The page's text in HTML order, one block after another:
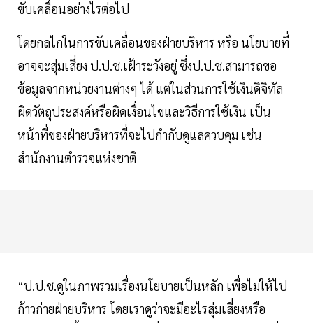
ขับเคลื่อนอย่างไรต่อไป
โดยกลไกในการขับเคลื่อนของฝ่ายบริหาร หรือ นโยบายที่
อาจจะสุ่มเสี่ยง ป.ป.ช.เฝ้าระวังอยู่ ซึ่งป.ป.ช.สามารถขอ
ข้อมูลจากหน่วยงานต่างๆ ได้ แต่ในส่วนการใช้เงินดิจิทัล
ผิดวัตถุประสงค์หรือผิดเงื่อนไขและวิธีการใช้เงิน เป็น
หน้าที่ของฝ่ายบริหารที่จะไปกำกับดูแลควบคุม เช่น
สำนักงานตำรวจแห่งชาติ
“ป.ป.ช.ดูในภาพรวมเรื่องนโยบายเป็นหลัก เพื่อไม่ให้ไป
ก้าวก่ายฝ่ายบริหาร โดยเราดูว่าจะมีอะไรสุ่มเสี่ยงหรือ